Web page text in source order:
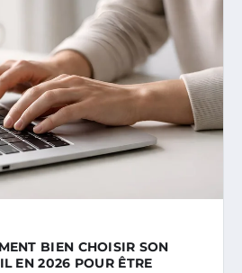
BIEN CHOISIR SON
EN 2026 POUR ÊTRE